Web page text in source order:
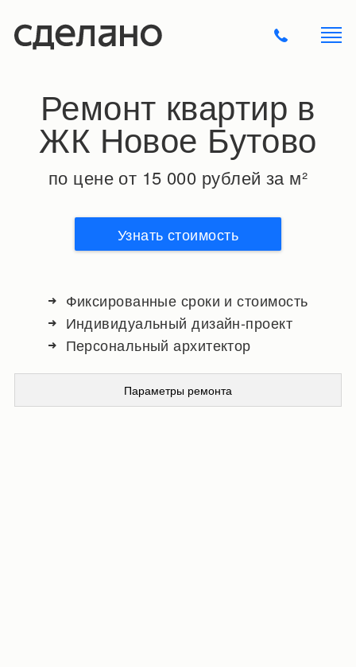
Ремонт квартир в
ЖК Новое Бутово
по цене от 15 000 рублей за м²
Узнать стоимость
Фиксированные сроки и стоимость
Индивидуальный дизайн-проект
Персональный архитектор
Параметры ремонта